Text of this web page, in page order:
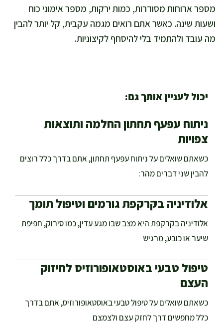
מספר ארוחות מסודרות, כמות ירקות, מספר אימוני כוח
ושעות שינה. כאשר אתם רואים מגמה עקבית, קל יותר להבין
מה עובד ולהתמיד בלי להיסחף לקיצוניות.
יכול לעניין אותך גם:
ניתוח עפעף תחתון החלמה ותוצאות
צפויות
כשאתם שואלים על ניתוח עפעף תחתון, אתם בדרך כלל רוצים
להבין שני דברים מהר:
אלודיניה בקרקפת גורמים וטיפול תומך
אלודיניה בקרקפת היא מצב שבו מגע עדין, כמו סירוק, חפיפת
שיער או כובע, מרגיש
טיפול טבעי באוסטאופורוזיס לחיזוק
העצם
כשאתם שואלים על טיפול טבעי באוסטאופורוזיס, אתם בדרך
כלל מחפשים דרך לחזק עצם ולצמצם